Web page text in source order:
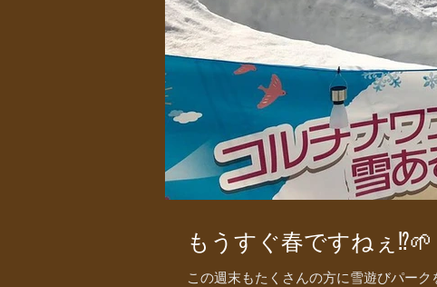
もうすぐ春ですねぇ⁉︎🌱
この週末もたくさんの方に雪遊びパー